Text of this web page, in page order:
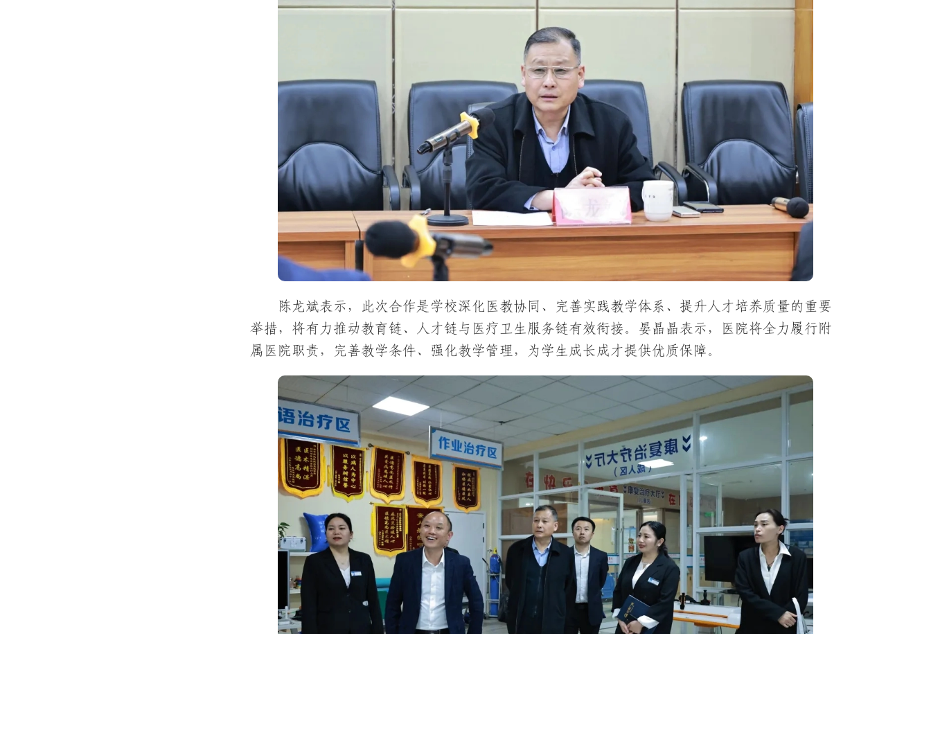
陈龙斌表示，此次合作是学校深化医教协同、完善实践教学体系、提升人才培养质量的重要
举措，将有力推动教育链、人才链与医疗卫生服务链有效衔接。晏晶晶表示，医院将全力履行附
属医院职责，完善教学条件、强化教学管理，为学生成长成才提供优质保障。